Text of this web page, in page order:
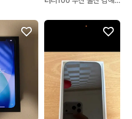
천안 대구 양산 구미 춘천
인천 광주 목포